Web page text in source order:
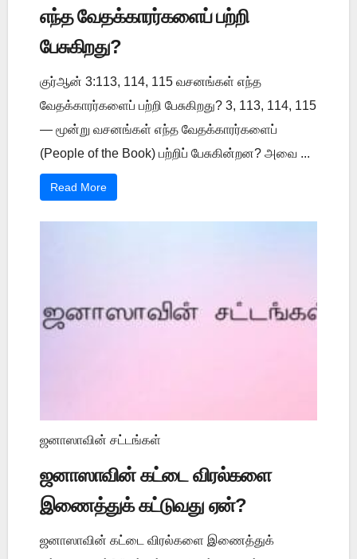
எந்த வேதக்காரர்களைப் பற்றி
பேசுகிறது?
குர்ஆன் 3:113, 114, 115 வசனங்கள் எந்த
வேதக்காரர்களைப் பற்றி பேசுகிறது? 3, 113, 114, 115
— மூன்று வசனங்கள் எந்த வேதக்காரர்களைப்
(People of the Book) பற்றிப் பேசுகின்றன? அவை ...
Read More
ஜனாஸாவின் சட்டங்கள்
ஜனாஸாவின் கட்டை விரல்களை
இணைத்துக் கட்டுவது ஏன்?
ஜனாஸாவின் கட்டை விரல்களை இணைத்துக்